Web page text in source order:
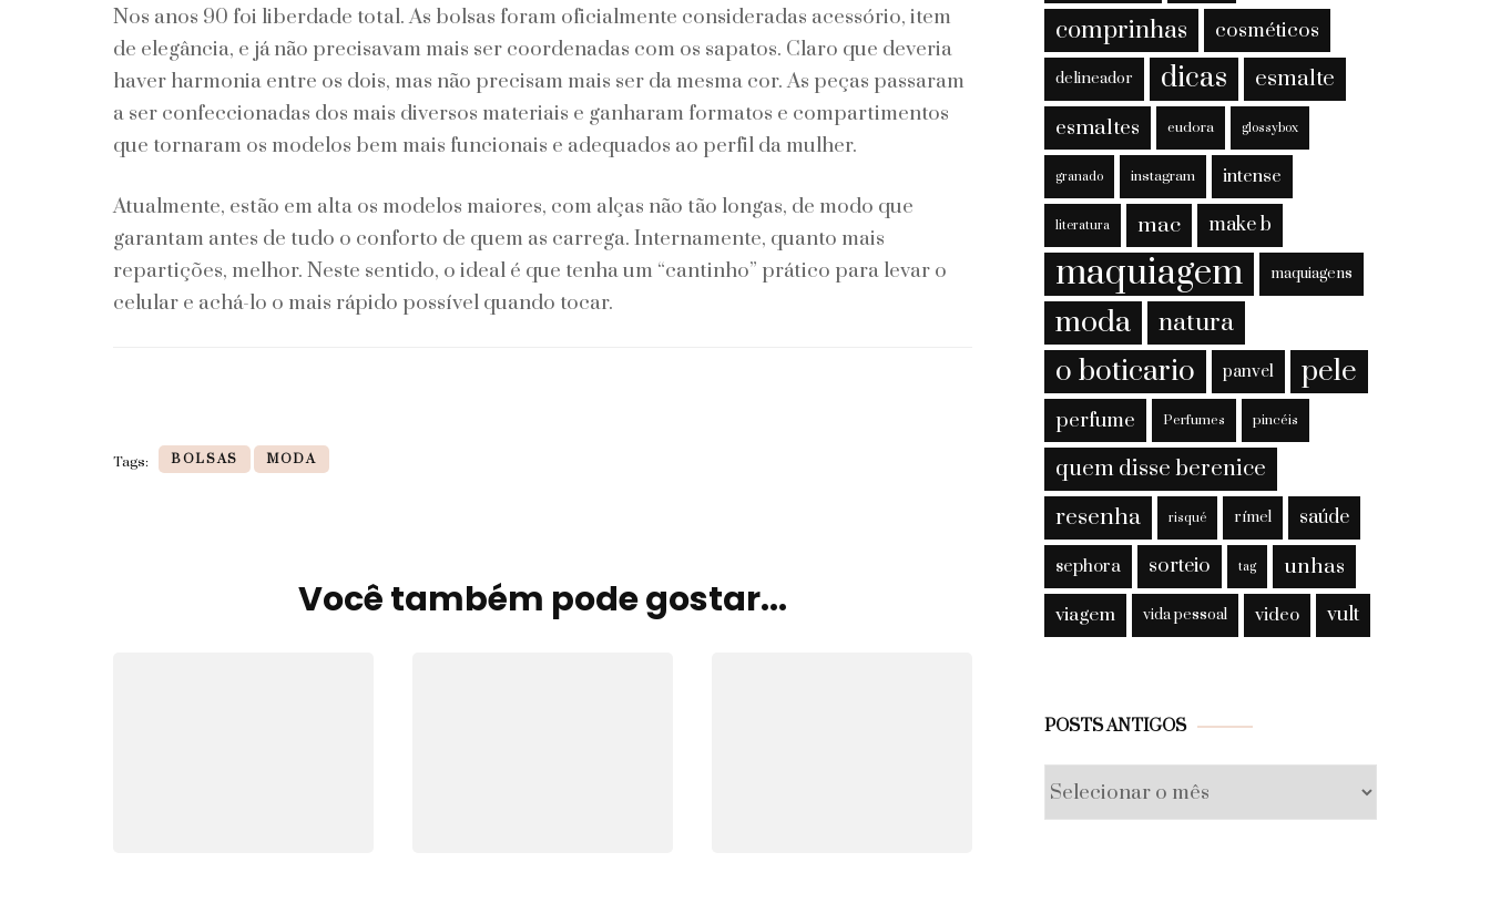
Nos anos 90 foi liberdade total. As bolsas foram oficialmente consideradas acessório, item
de elegância, e já não precisavam mais ser coordenadas com os sapatos. Claro que deveria
haver harmonia entre os dois, mas não precisam mais ser da mesma cor. As peças passaram
a ser confeccionadas dos mais diversos materiais e ganharam formatos e compartimentos
que tornaram os modelos bem mais funcionais e adequados ao perfil da mulher.
Atualmente, estão em alta os modelos maiores, com alças não tão longas, de modo que
garantam antes de tudo o conforto de quem as carrega. Internamente, quanto mais
repartições, melhor. Neste sentido, o ideal é que tenha um “cantinho” prático para levar o
celular e achá-lo o mais rápido possível quando tocar.
Tags: BOLSAS MODA
Você também pode gostar...
comprinhas cosméticos
delineador dicas esmalte
esmaltes eudora glossybox
granado instagram intense
literatura mac make b
maquiagem maquiagens
moda natura
o boticario panvel pele
perfume Perfumes pincéis
quem disse berenice
resenha risqué rímel saúde
sephora sorteio tag unhas
viagem vida pessoal video vult
POSTS ANTIGOS
Posts